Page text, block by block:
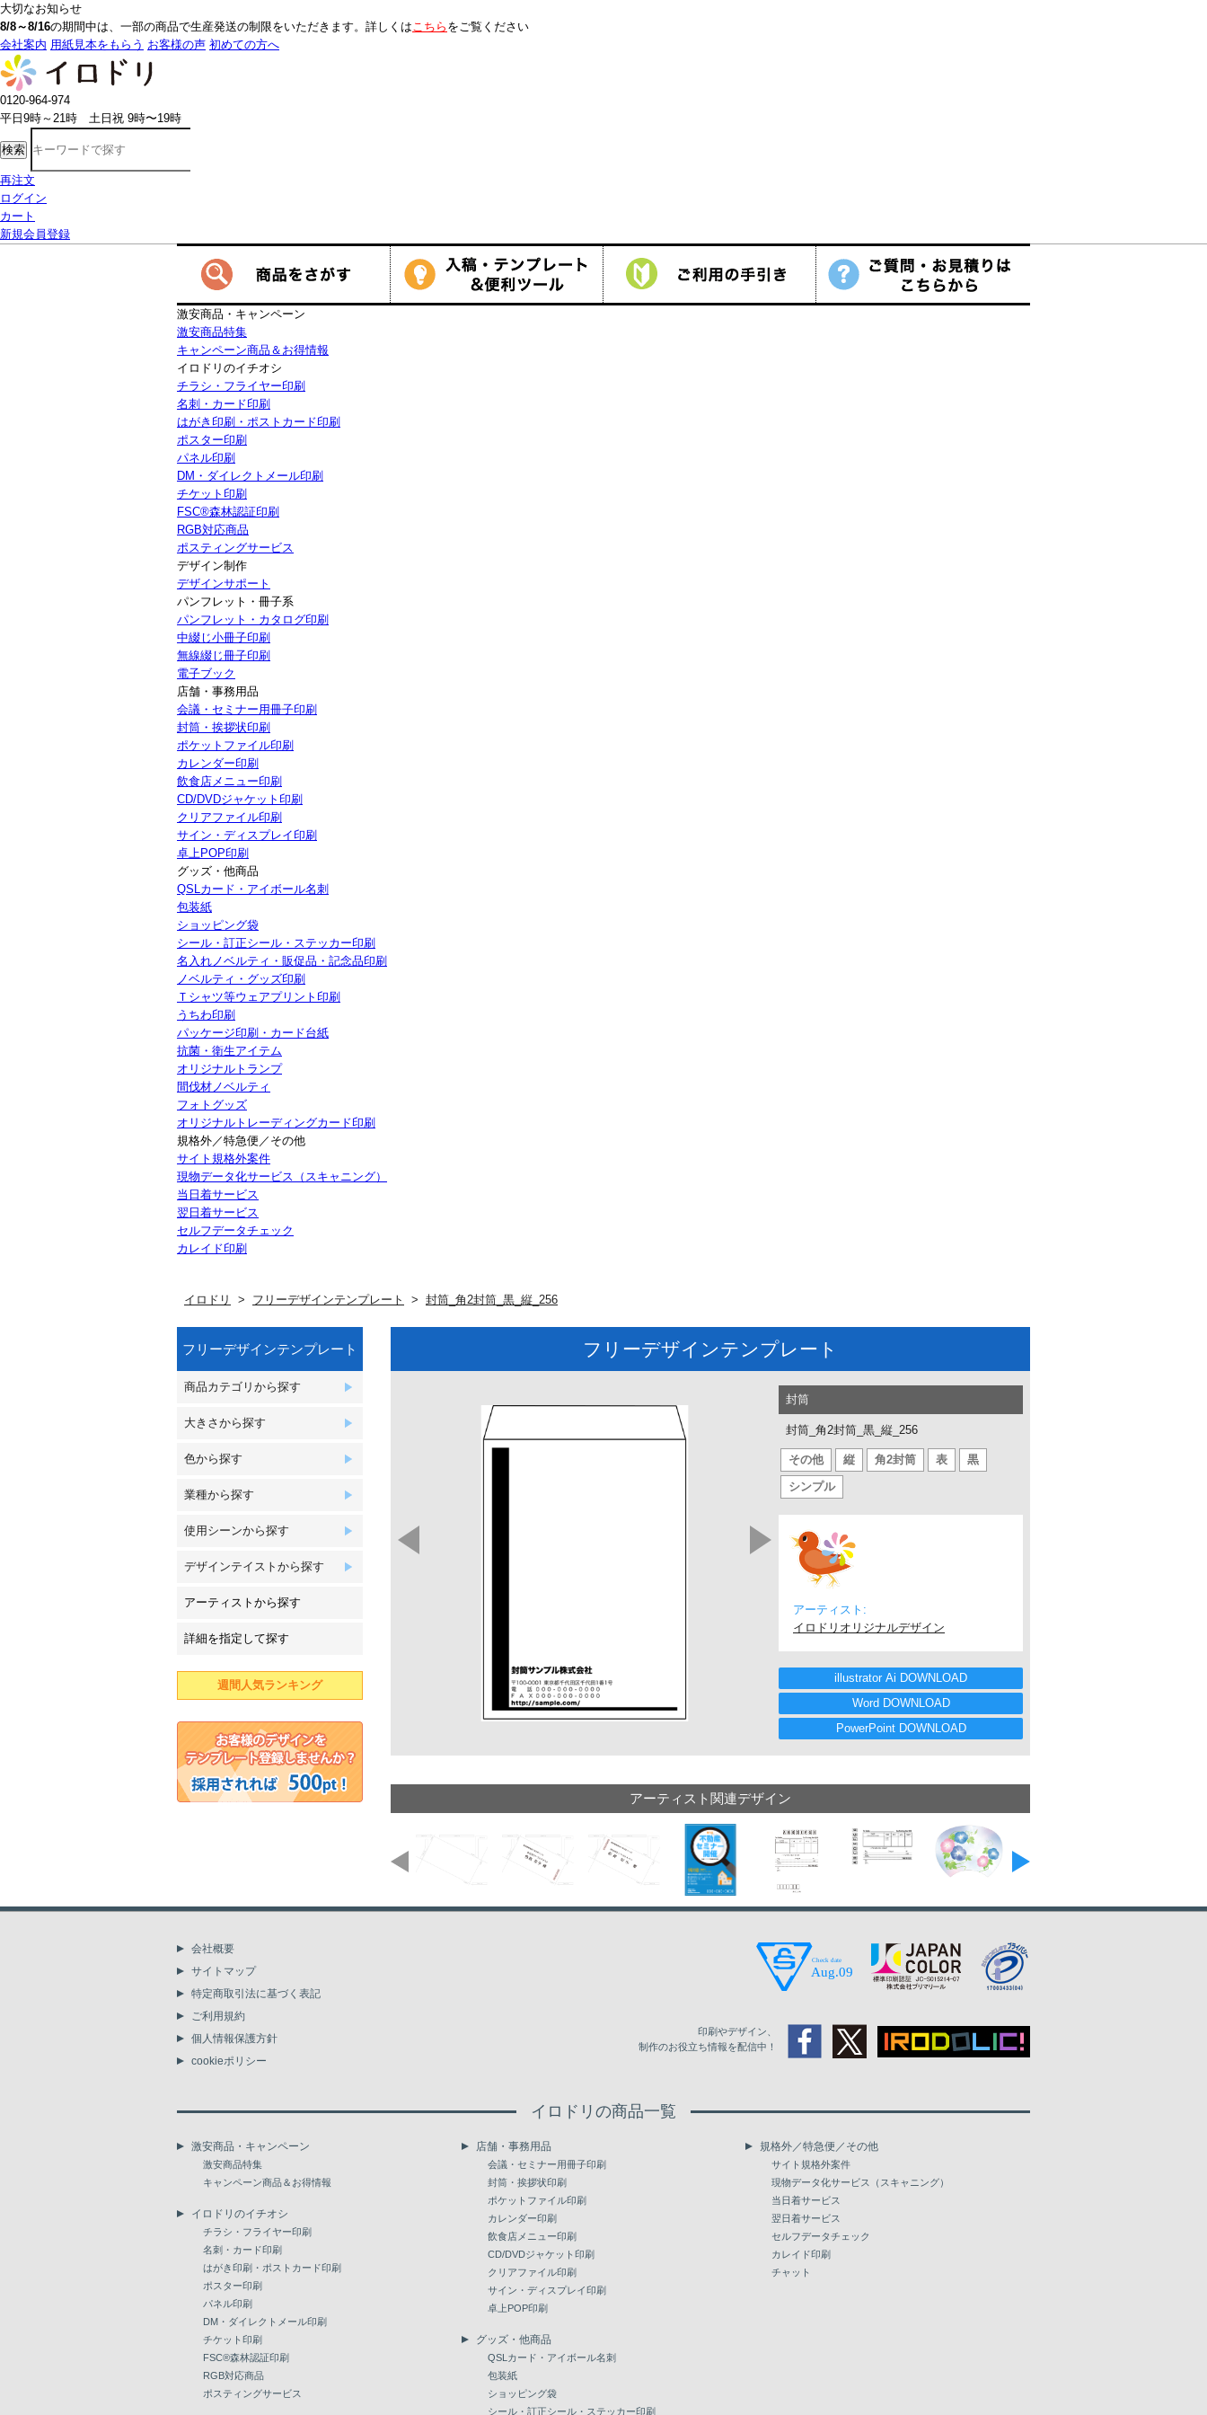
大切なお知らせ
8/8～8/16の期間中は、一部の商品で生産発送の制限をいただきます。詳しくはこちら をご覧ください
会社案内 用紙見本をもらう お客様の声 初めての方へ
0120-964-974
平日9時～21時 土日祝 9時〜19時
検索
再注文
ログイン
カート
新規会員登録
激安商品・キャンペーン
激安商品特集
キャンペーン商品＆お得情報
イロドリのイチオシ
チラシ・フライヤー印刷
名刺・カード印刷
はがき印刷・ポストカード印刷
ポスター印刷
パネル印刷
DM・ダイレクトメール印刷
チケット印刷
FSC®森林認証印刷
RGB対応商品
ポスティングサービス
デザイン制作
デザインサポート
パンフレット・冊子系
パンフレット・カタログ印刷
中綴じ小冊子印刷
無線綴じ冊子印刷
電子ブック
店舗・事務用品
会議・セミナー用冊子印刷
封筒・挨拶状印刷
ポケットファイル印刷
カレンダー印刷
飲食店メニュー印刷
CD/DVDジャケット印刷
クリアファイル印刷
サイン・ディスプレイ印刷
卓上POP印刷
グッズ・他商品
QSLカード・アイボール名刺
包装紙
ショッピング袋
シール・訂正シール・ステッカー印刷
名入れノベルティ・販促品・記念品印刷
ノベルティ・グッズ印刷
Ｔシャツ等ウェアプリント印刷
うちわ印刷
パッケージ印刷・カード台紙
抗菌・衛生アイテム
オリジナルトランプ
間伐材ノベルティ
フォトグッズ
オリジナルトレーディングカード印刷
規格外／特急便／その他
サイト規格外案件
現物データ化サービス（スキャニング）
当日着サービス
翌日着サービス
セルフデータチェック
カレイド印刷
イロドリ フリーデザインテンプレート 封筒_角2封筒_黒_縦_256
フリーデザインテンプレート
商品カテゴリから探す
大きさから探す
色から探す
業種から探す
使用シーンから探す
デザインテイストから探す
アーティストから探す
詳細を指定して探す
週間人気ランキング
フリーデザインテンプレート
封筒
封筒_角2封筒_黒_縦_256
その他 縦 角2封筒 表
黒
シンプル
アーティスト:
イロドリオリジナルデザイン
illustrator Ai DOWNLOAD
Word DOWNLOAD
PowerPoint DOWNLOAD
アーティスト関連デザイン
会社概要
サイトマップ
特定商取引法に基づく表記
ご利用規約
個人情報保護方針
cookieポリシー
印刷やデザイン、
制作のお役立ち情報を配信中！
イロドリの商品一覧
激安商品・キャンペーン
激安商品特集
キャンペーン商品＆お得情報
イロドリのイチオシ
チラシ・フライヤー印刷
名刺・カード印刷
はがき印刷・ポストカード印刷
ポスター印刷
パネル印刷
DM・ダイレクトメール印刷
チケット印刷
FSC®森林認証印刷
RGB対応商品
ポスティングサービス
店舗・事務用品
会議・セミナー用冊子印刷
封筒・挨拶状印刷
ポケットファイル印刷
カレンダー印刷
飲食店メニュー印刷
CD/DVDジャケット印刷
クリアファイル印刷
サイン・ディスプレイ印刷
卓上POP印刷
グッズ・他商品
QSLカード・アイボール名刺
包装紙
ショッピング袋
シール・訂正シール・ステッカー印刷
規格外／特急便／その他
サイト規格外案件
現物データ化サービス（スキャニング）
当日着サービス
翌日着サービス
セルフデータチェック
カレイド印刷
チャット